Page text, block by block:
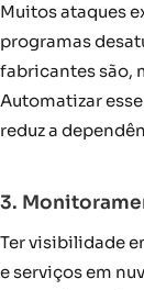
Muitos ataques
programas
fabricantes são,
Automatizar
reduz a
3.
Ter visibilidade
e serviços em